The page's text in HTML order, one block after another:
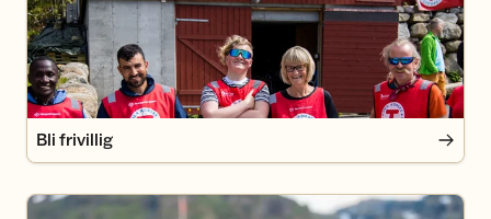
Bli frivillig
Bli medlem